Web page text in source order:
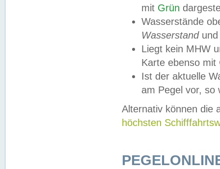
mit Grün
Wasserstände
Wasserstandund
Liegt kein MHW
Karte ebenso mit
Ist der aktuelle
am Pegel vor,
Alternativ können die
höchsten